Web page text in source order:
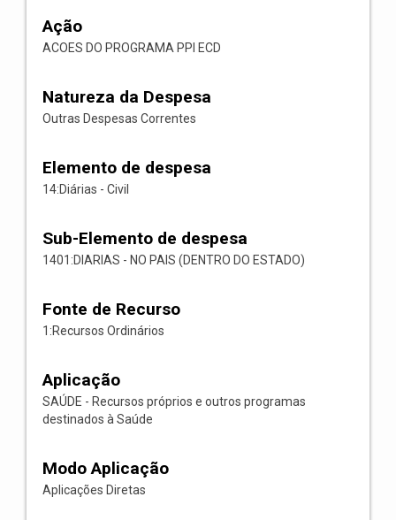
Ação
ACOES DO PROGRAMA PPI ECD
Natureza da Despesa
Outras Despesas Correntes
Elemento de despesa
14:Diárias - Civil
Sub-Elemento de despesa
1401:DIARIAS - NO PAIS (DENTRO DO ESTADO)
Fonte de Recurso
1:Recursos Ordinários
Aplicação
SAÚDE - Recursos próprios e outros programas
destinados à Saúde
Modo Aplicação
Aplicações Diretas